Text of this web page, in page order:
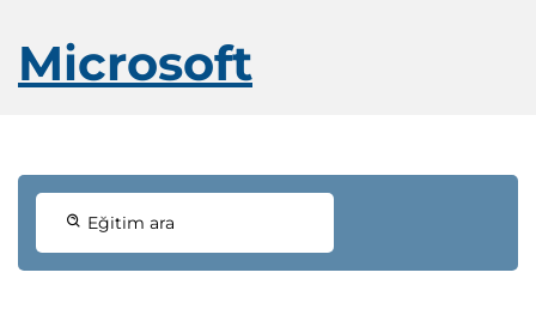
Microsoft
Eğitim ara